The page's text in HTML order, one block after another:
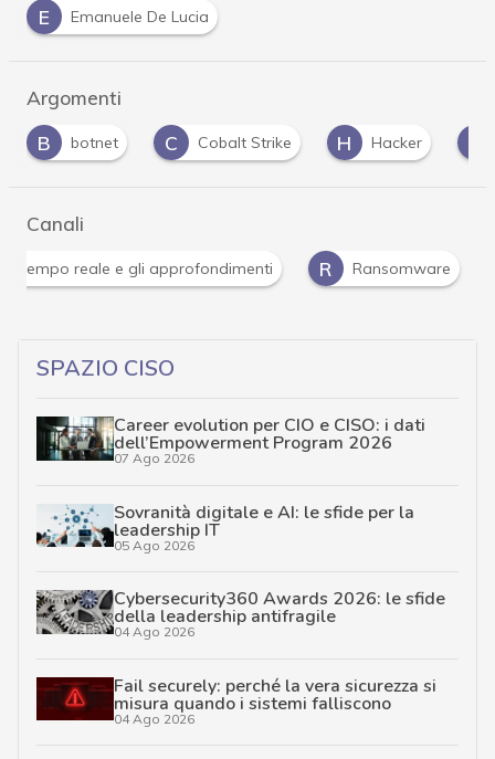
E
Emanuele De Lucia
Argomenti
C
Cobalt Strike H Hacker H Hacking
Canali
Attacchi hacker e Malware: le ultime news in tempo
SPAZIO CISO
Career evolution per CIO e CISO: i dati
dell’Empowerment Program 2026
07 Ago 2026
Sovranità digitale e AI: le sfide per la
leadership IT
05 Ago 2026
Cybersecurity360 Awards 2026: le sfide
della leadership antifragile
04 Ago 2026
Fail securely: perché la vera sicurezza si
misura quando i sistemi falliscono
04 Ago 2026